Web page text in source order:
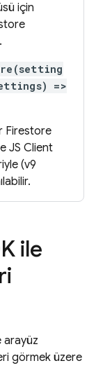
için
=>
Firestore
JS Client
(v9
ile
arayüz
görmek üzere